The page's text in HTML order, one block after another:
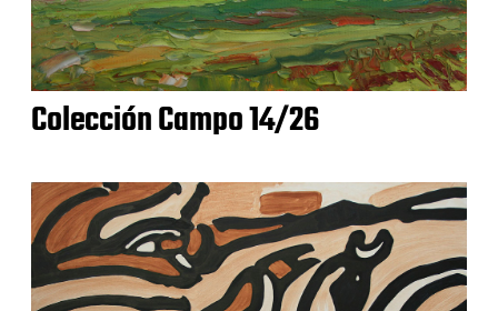
Colección Campo 14/26